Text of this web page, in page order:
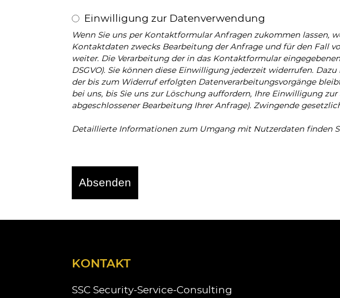
Einwilligung zur Datenverwendung
Wenn Sie uns per Kontaktformular Anfragen zukommen lassen,
Kontaktdaten zwecks Bearbeitung der Anfrage und für den Fall
weiter. Die Verarbeitung der in das Kontaktformular
DSGVO). Sie können diese Einwilligung jederzeit widerrufen.
der bis zum Widerruf erfolgten Datenverarbeitungsvorgänge
bei uns, bis Sie uns zur Löschung auffordern, Ihre Einwilligung
abgeschlossener Bearbeitung Ihrer Anfrage). Zwingende
Detaillierte Informationen zum Umgang mit Nutzerdaten finden
Absenden
nicht
werden
KONTAKT
SSC Security-Service-Consulting